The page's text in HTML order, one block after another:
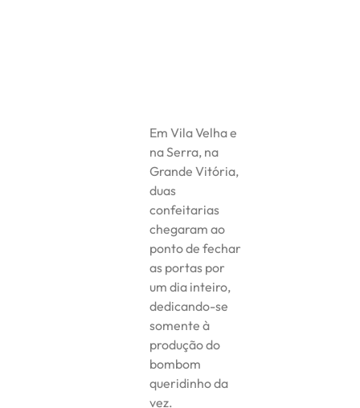
Em Vila Velha e
na Serra, na
Grande Vitória,
duas
confeitarias
chegaram ao
ponto de fechar
as portas por
um dia inteiro,
dedicando-se
somente à
produção do
bombom
queridinho da
vez.